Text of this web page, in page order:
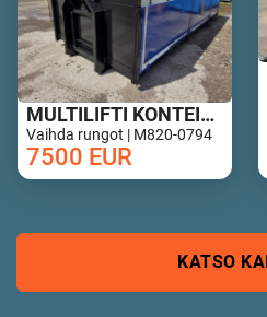
MULTILIFTI KONTEINER ALUMIINIUM PORTEDEGA
Vaihda rungot | M820-0794
7500 EUR
KATSO